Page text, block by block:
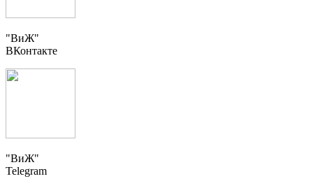
"ВиЖ"
ВКонтакте
"ВиЖ"
Telegram